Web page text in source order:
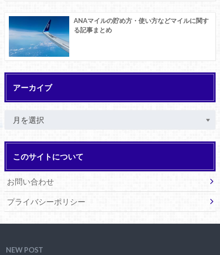
ANAマイルの貯め方・使い方などマイルに関す
る記事まとめ
アーカイブ
このサイトについて
お問い合わせ
プライバシーポリシー
NEW POST